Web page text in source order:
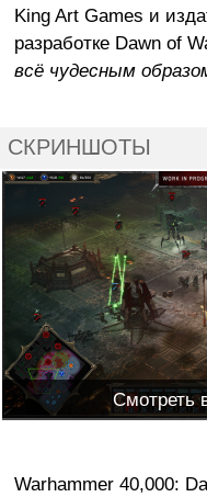
King Art Games и
разработке Dawn of
всё чудесным
СКРИНШОТЫ
Смотреть
Warhammer 40,000: